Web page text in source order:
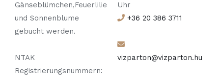
Gänseblümchen,Feuerlilie
und Sonnenblume
gebucht werden.
NTAK
Registrierungsnummern:
Uhr
+36 20 386 3711
vizparton@vizparton.hu